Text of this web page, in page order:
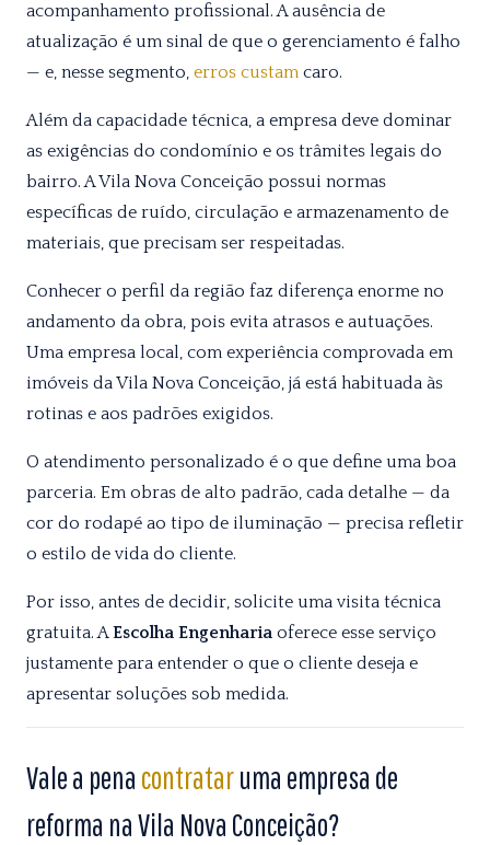
acompanhamento profissional. A ausência de
atualização é um sinal de que o gerenciamento é falho
— e, nesse segmento, erros custam caro.
Além da capacidade técnica, a empresa deve dominar
as exigências do condomínio e os trâmites legais do
bairro. A Vila Nova Conceição possui normas
específicas de ruído, circulação e armazenamento de
materiais, que precisam ser respeitadas.
Conhecer o perfil da região faz diferença enorme no
andamento da obra, pois evita atrasos e autuações.
Uma empresa local, com experiência comprovada em
imóveis da Vila Nova Conceição, já está habituada às
rotinas e aos padrões exigidos.
O atendimento personalizado é o que define uma boa
parceria. Em obras de alto padrão, cada detalhe — da
cor do rodapé ao tipo de iluminação — precisa refletir
o estilo de vida do cliente.
Por isso, antes de decidir, solicite uma visita técnica
gratuita. AEscolha Engenharia oferece esse serviço
justamente para entender o que o cliente deseja e
apresentar soluções sob medida.
Vale a pena contrataruma empresa de
reforma na Vila Nova Conceição?